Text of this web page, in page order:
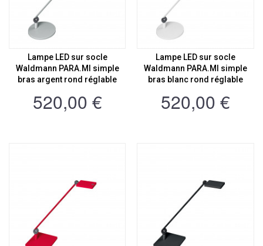
Lampe LED sur socle
Waldmann PARA.MI simple
bras argent rond réglable
520,00 €
Lampe LED sur socle
Waldmann PARA.MI simple
bras blanc rond réglable
520,00 €